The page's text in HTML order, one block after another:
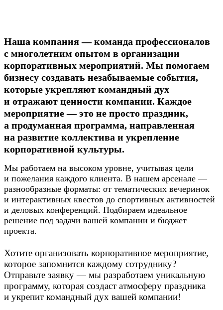
Наша компания — команда профессионалов
с многолетним опытом в организации
корпоративных мероприятий. Мы помогаем
бизнесу создавать незабываемые события,
которые укрепляют командный дух
и отражают ценности компании. Каждое
мероприятие — это не просто праздник,
а продуманная программа, направленная
на развитие коллектива и укрепление
корпоративной культуры.
Мы работаем на высоком уровне, учитывая цели
и пожелания каждого клиента. В нашем арсенале —
разнообразные форматы: от тематических вечеринок
и интерактивных квестов до спортивных активностей
и деловых конференций. Подбираем идеальное
решение под задачи вашей компании и бюджет
проекта.
Хотите организовать корпоративное мероприятие,
которое запомнится каждому сотруднику?
Отправьте заявку — мы разработаем уникальную
программу, которая создаст атмосферу праздника
и укрепит командный дух вашей компании!